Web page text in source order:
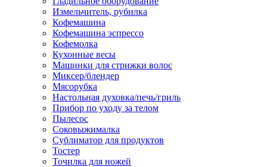
Измельчитель, рубилка
Кофемашина
Кофемашина эспрессо
Кофемолка
Кухонные весы
Машинки для стрижки волос
Миксер/блендер
Мясорубка
Настольная духовка/печь/гриль
Прибор по уходу за телом
Пылесос
Соковыжималка
Сублиматор для продуктов
Тостер
Точилка для ножей